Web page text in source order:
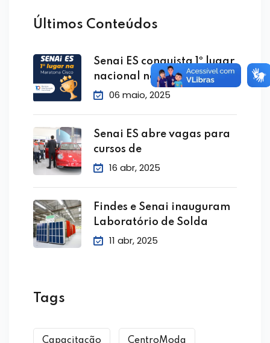
Últimos Conteúdos
Senai ES conquista 1º lugar
nacional na
06 maio, 2025
Senai ES abre vagas para
cursos de
16 abr, 2025
Findes e Senai inauguram
Laboratório de Solda
11 abr, 2025
Tags
Capacitação CentroModa